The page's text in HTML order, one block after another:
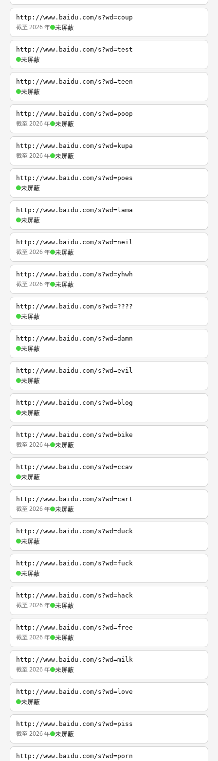
http://www.baidu.com/s?wd=coup
截至 2026 年 未屏蔽
http://www.baidu.com/s?wd=test
未屏蔽
http://www.baidu.com/s?wd=teen
未屏蔽
http://www.baidu.com/s?wd=poop
截至 2026 年 未屏蔽
http://www.baidu.com/s?wd=kupa
截至 2026 年 未屏蔽
http://www.baidu.com/s?wd=poes
未屏蔽
http://www.baidu.com/s?wd=lama
未屏蔽
http://www.baidu.com/s?wd=neil
截至 2026 年 未屏蔽
http://www.baidu.com/s?wd=yhwh
截至 2026 年 未屏蔽
http://www.baidu.com/s?wd=????
未屏蔽
http://www.baidu.com/s?wd=damn
未屏蔽
http://www.baidu.com/s?wd=evil
未屏蔽
http://www.baidu.com/s?wd=blog
未屏蔽
http://www.baidu.com/s?wd=bike
截至 2026 年 未屏蔽
http://www.baidu.com/s?wd=ccav
未屏蔽
http://www.baidu.com/s?wd=cart
截至 2026 年 未屏蔽
http://www.baidu.com/s?wd=duck
未屏蔽
http://www.baidu.com/s?wd=fuck
未屏蔽
http://www.baidu.com/s?wd=hack
截至 2026 年 未屏蔽
http://www.baidu.com/s?wd=free
截至 2026 年 未屏蔽
http://www.baidu.com/s?wd=milk
截至 2026 年 未屏蔽
http://www.baidu.com/s?wd=love
未屏蔽
http://www.baidu.com/s?wd=piss
截至 2026 年 未屏蔽
http://www.baidu.com/s?wd=porn